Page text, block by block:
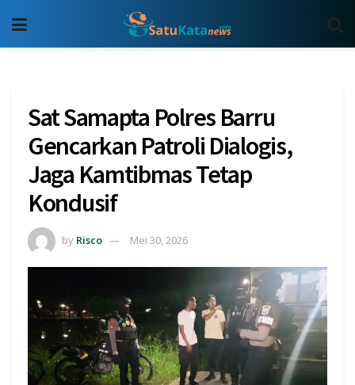
Sat Samapta Polres Barru
Gencarkan Patroli Dialogis,
Jaga Kamtibmas Tetap
Kondusif
by Risco Mei 30, 2026